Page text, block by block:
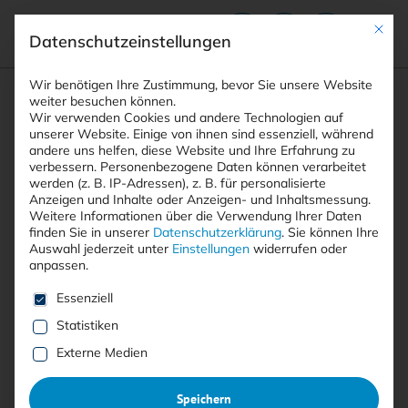
Suchfeld
Suchen
Breadcrumb-Navigation
STARTSEITE CLOUD-SICHERHEIT
Alle Beiträge mit dem
Schlagwort “Cloud-Sicherheit”
Mit
Datenschutzeinstellungen
Wir benötigen Ihre Zustimmung, bevor Sie unsere Website
weiter besuchen können.
Wir verwenden Cookies und andere Technologien auf
unserer Website. Einige von ihnen sind essenziell, während
andere uns helfen, diese Website und Ihre Erfahrung zu
verbessern. Personenbezogene Daten können verarbeitet
werden (z. B. IP-Adressen), z. B. für personalisierte
Anzeigen und Inhalte oder Anzeigen- und Inhaltsmessung.
Weitere Informationen über die Verwendung Ihrer Daten
finden Sie in unserer Datenschutzerklärung. Sie können Ihre
Auswahl jederzeit unter Einstellungen widerrufen oder
anpassen.
Es folgt eine Liste der Service-Gruppen, für die eine
Essenziell
Statistiken
Externe Medien
Speichern